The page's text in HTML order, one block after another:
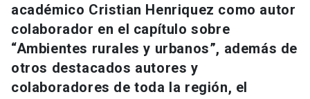
académico Cristian Henriquez como autor
colaborador en el capítulo sobre
“Ambientes rurales y urbanos”, además de
otros destacados autores y
colaboradores de toda la región, el